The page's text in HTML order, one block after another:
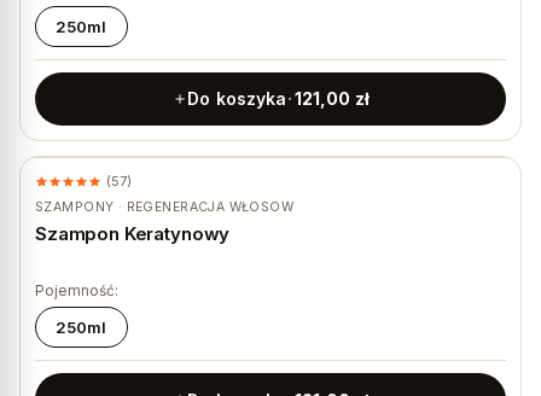
250ml
Do koszyka 121,00 zł
SZAMPONY · REGENERACJA WŁOSÓW
Szampon Keratynowy
(57)
Pojemność:
250ml